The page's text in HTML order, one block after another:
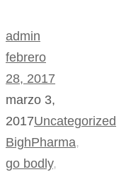
admin
febrero
28, 2017
marzo 3,
2017Uncategorized
BighPharma,
go bodly,